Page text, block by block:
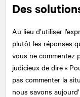
Des
Au lieu d’utiliser
plutôt les réponses
vous ne commentez
judicieux de dire «
pas commenter la
nous savons